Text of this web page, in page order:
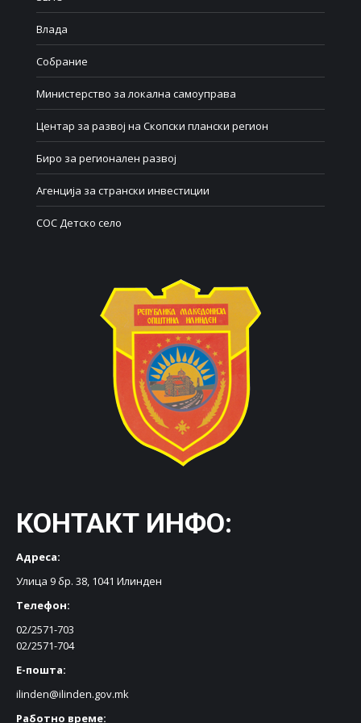
Влада
Собрание
Министерство за локална самоуправа
Центар за развој на Скопски плански регион
Биро за регионален развој
Агенција за странски инвестиции
СОС Детско село
КОНТАКТ ИНФО:
Адреса:
Улица 9 бр. 38, 1041 Илинден
Телефон:
02/2571-703
02/2571-704
Е-пошта:
ilinden@ilinden.gov.mk
Работно време: